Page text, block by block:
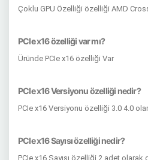
Çoklu GPU Özelliği özelliği AMD
PCIe x16 özelliği var mı?
Üründe PCIe x16 özelliği Var
PCIe x16 Versiyonu özelliği nedir?
PCIe x16 Versiyonu özelliği 3.0 4.0
PCIe x16 Sayısı özelliği nedir?
PCIe x16 Sayısı özelliği 2 adet olarak